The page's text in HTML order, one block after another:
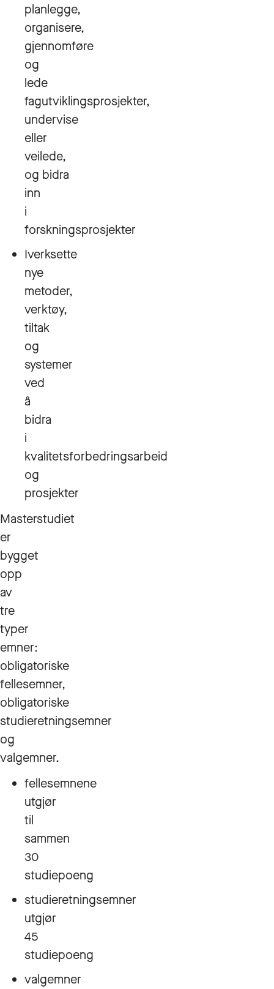
planlegge,
organisere,
gjennomføre
og
lede
fagutviklingsprosjekter,
undervise
eller
veilede,
og bidra
inn
i
forskningsprosjekter
Iverksette
nye
metoder,
verktøy,
tiltak
og
systemer
ved
å
bidra
i
kvalitetsforbedringsarbeid
og
prosjekter
Masterstudiet
er
bygget
opp
av
tre
typer
emner:
obligatoriske
fellesemner,
obligatoriske
studieretningsemner
og
valgemner.
fellesemnene
utgjør
til
sammen
30
studiepoeng
studieretningsemner
utgjør
45
studiepoeng
valgemner